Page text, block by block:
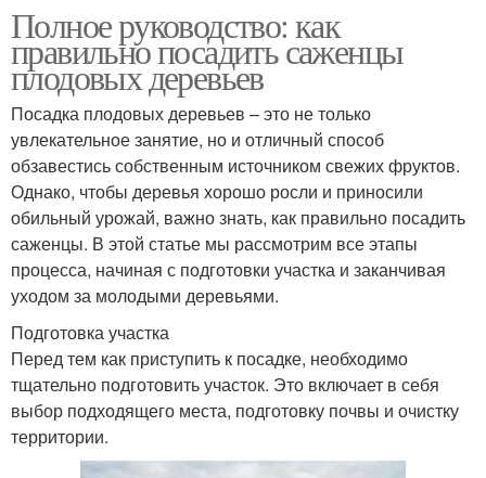
Полное руководство: как
правильно посадить саженцы
плодовых деревьев
Посадка плодовых деревьев – это не только
увлекательное занятие, но и отличный способ
обзавестись собственным источником свежих фруктов.
Однако, чтобы деревья хорошо росли и приносили
обильный урожай, важно знать, как правильно посадить
саженцы. В этой статье мы рассмотрим все этапы
процесса, начиная с подготовки участка и заканчивая
уходом за молодыми деревьями.
Подготовка участка
Перед тем как приступить к посадке, необходимо
тщательно подготовить участок. Это включает в себя
выбор подходящего места, подготовку почвы и очистку
территории.